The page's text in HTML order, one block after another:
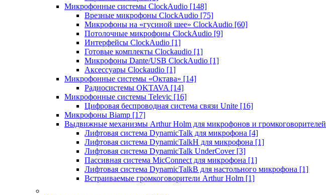
Микрофонные системы ClockAudio [148]
Врезные микрофоны ClockAudio [75]
Микрофоны на «гусиной шее» ClockAudio [60]
Потолочные микрофоны ClockAudio [9]
Интерфейсы ClockAudio [1]
Готовые комплекты Clockaudio [1]
Микрофоны Dante/USB ClockAudio [1]
Аксессуары Clockaudio [1]
Микрофонные системы «Октава» [14]
Радиосистемы OKTAVA [14]
Микрофонные системы Televic [16]
Цифровая беспроводная система связи Unite [16]
Микрофоны Biamp [17]
Выдвижные механизмы Arthur Holm для микрофонов и громкоговорителей
Лифтовая система DynamicTalk для микрофона [4]
Лифтовая система DynamicTalkH для микрофона [1]
Лифтовая система DynamicTalk UnderCover [3]
Пассивная система MicConnect для микрофона [1]
Лифтовая система DynamicTalkB для настольного микрофона [1]
Встраиваемые громкоговорители Arthur Holm [1]